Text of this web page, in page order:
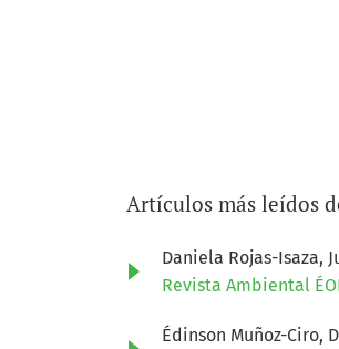
Artículos más leídos
Daniela Rojas-Isaza,
Revista Ambiental
Édinson Muñoz-Ciro,